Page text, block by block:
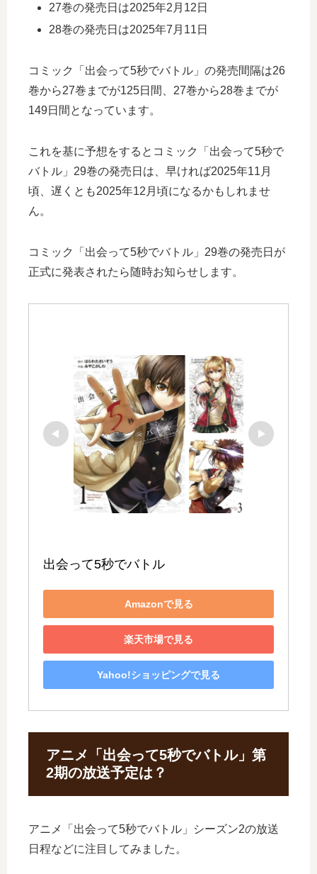
27巻の発売日は2025年2月12日
28巻の発売日は2025年7月11日
コミック「出会って5秒でバトル」の発売間隔は26
巻から27巻までが125日間、27巻から28巻までが
149日間となっています。
これを基に予想をするとコミック「出会って5秒で
バトル」29巻の発売日は、早ければ2025年11月
頃、遅くとも2025年12月頃になるかもしれませ
ん。
コミック「出会って5秒でバトル」29巻の発売日が
正式に発表されたら随時お知らせします。
出会って5秒でバトル
Amazonで見る
楽天市場で見る
Yahoo!ショッピングで見る
アニメ「出会って5秒でバトル」第
2期の放送予定は？
アニメ「出会って5秒でバトル」シーズン2の放送
日程などに注目してみました。